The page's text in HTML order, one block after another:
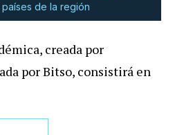
de la región
creada por
por Bitso, consistirá en